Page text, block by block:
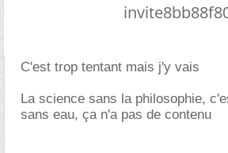
C'est trop tentant mais j'y vais
La science sans la philosophie,
sans eau, ça n'a pas de contenu